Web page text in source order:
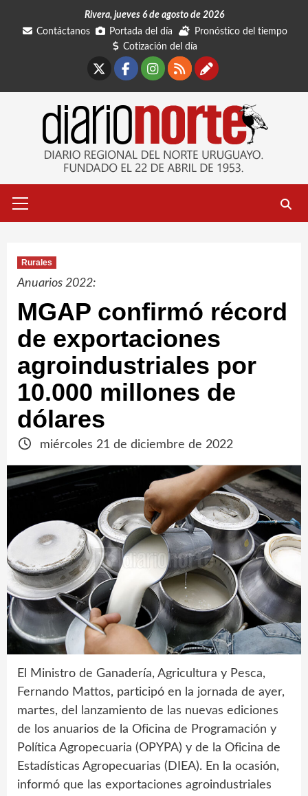
Rivera, jueves 6 de agosto de 2026
Contáctanos
Portada del día
Pronóstico del tiempo
Cotización del día
Facebook
Instagram
RSSContáctanos
primario
Rurales
Anuarios 2022:
MGAP confirmó récord
de exportaciones
agroindustriales por
10.000 millones de
dólares
miércoles 21 de diciembre de 2022
El Ministro de Ganadería, Agricultura y Pesca,
Fernando Mattos, participó en la jornada de ayer,
martes, del lanzamiento de las nuevas ediciones
de los anuarios de la Oficina de Programación y
Política Agropecuaria (OPYPA) y de la Oficina de
Estadísticas Agropecuarias (DIEA). En la ocasión,
informó que las exportaciones agroindustriales